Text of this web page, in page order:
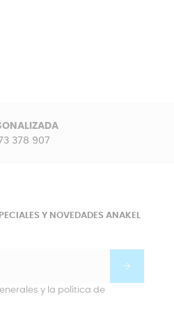
378 907
Y NOVEDADES ANAKEL
y la política de